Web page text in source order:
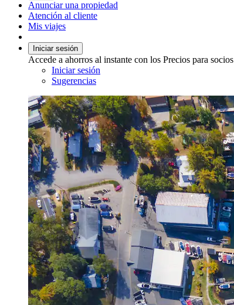
Anunciar una propiedad
Atención al cliente
Mis viajes
Iniciar sesión
Accede a ahorros al instante con los Precios para socios
Iniciar sesión
Sugerencias